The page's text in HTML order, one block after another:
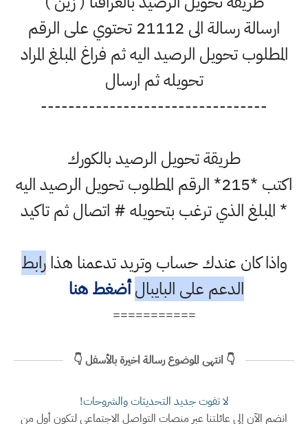
ارسالة رسالة الى 21112 تحتوي على الرقم
المطلوب تحويل الرصيد اليه ثم فراغ المبلغ المراد
تحويله ثم ارسال
---------------------------------
طريقة تحويل الرصيد بالكورك
اكتب *215* الرقم المطلوب تحويل الرصيد اليه
* المبلغ الذي ترغب بتحويله # اتصال ثم تاكيد
واذا كان عندك حساب وتريد تدعمنا هذارابط
الدعم على البايبال أضغط هنا
===========
👇 انتهى الموضوع رسالة اخيرة بالأسفل 👇
لا تفوت جديد التحديثات والشروحات!
انضم الآن إلى عائلتنا عبر منصات التواصل الاجتماعي لتكون أول من